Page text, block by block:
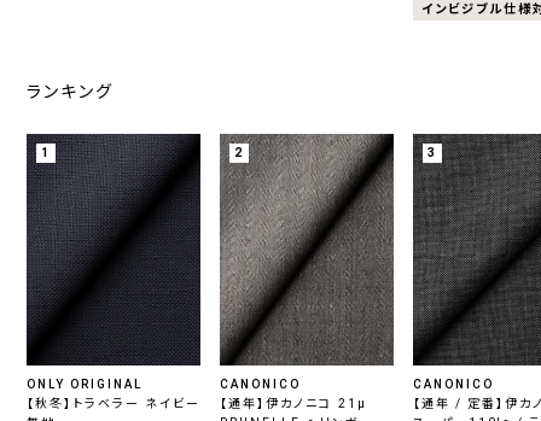
インビジブル仕様
ランキング
1
ONLY ORIGINAL
【秋冬】トラベラー ネイビー
2
CANONICO
【通年】伊カノニコ 21μ
3
CANONICO
【通年 / 定番】伊カ